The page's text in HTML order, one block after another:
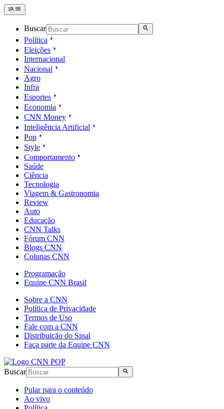
Buscar
Política
Eleições
Internacional
Nacional
Agro
Infra
Esportes
Economia
CNN Money
Inteligência Artificial
Pop
Style
Comportamento
Saúde
Ciência
Tecnologia
Viagem & Gastronomia
Review
Auto
Educação
CNN Talks
Fórum CNN
Blogs CNN
Colunas CNN
Programação
Equipe CNN Brasil
Sobre a CNN
Política de Privacidade
Termos de Uso
Fale com a CNN
Distribuição do Sinal
Faça parte da Equipe CNN
Buscar
Pular para o conteúdo
Ao vivo